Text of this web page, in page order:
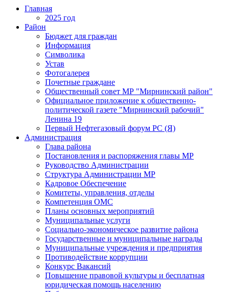
Главная
2025 год
Район
Бюджет для граждан
Информация
Символика
Устав
Фотогалерея
Почетные граждане
Общественный совет МР "Мирнинский район"
Официальное приложение к общественно-
политической газете "Мирнинский рабочий"
Ленина 19
Первый Нефтегазовый форум РС (Я)
Администрация
Глава района
Постановления и распоряжения главы МР
Руководство Администрации
Структура Администрации МР
Кадровое Обеспечение
Комитеты, управления, отделы
Компетенция ОМС
Планы основных мероприятий
Муниципальные услуги
Социально-экономическое развитие района
Государственные и муниципальные награды
Муниципальные учреждения и предприятия
Противодействие коррупции
Конкурс Вакансий
Повышение правовой культуры и бесплатная
юридическая помощь населению